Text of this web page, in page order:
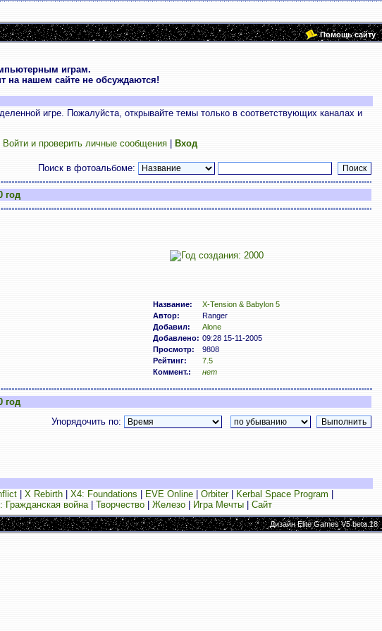
Помощь сайту
играм.
на нашем сайте не обсуждаются!
игре. Пожалуйста, открывайте темы только в соответствующих каналах и
Войти и проверить личные сообщения| Вход
Поиск в фотоальбоме:
год
Название:
X-Tension & Babylon 5
Автор:
Ranger
Добавил:
Alone
Добавлено: 09:28 15-11-2005
Просмотр:
9808
Рейтинг:
7.5
Коммент.:
нет
год
Упорядочить по:
| X Rebirth| X4: Foundations EVE Online| Orbiter| Kerbal Space Program
Гражданская война| Творчество| Железо| Игра Мечты| Сайт
Дизайн Elite Games V5 beta.18